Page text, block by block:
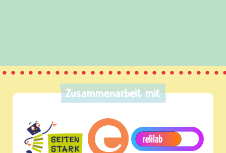
Zusammenarbeit mit